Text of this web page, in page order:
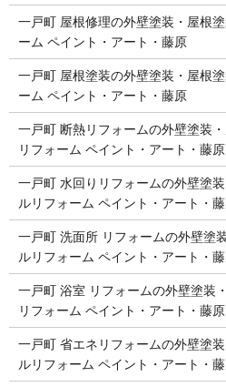
一戸町 屋根修理の外壁塗装・屋根
ーム ペイント・アート・藤原
一戸町 屋根塗装の外壁塗装・屋根
ーム ペイント・アート・藤原
一戸町 断熱リフォームの外壁塗装
リフォーム ペイント・アート・藤原
一戸町 水回りリフォームの外壁塗
ルリフォーム ペイント・アート・
一戸町 洗面所 リフォームの外壁塗
ルリフォーム ペイント・アート・
一戸町 浴室 リフォームの外壁塗装
リフォーム ペイント・アート・藤原
一戸町 省エネリフォームの外壁塗
ルリフォーム ペイント・アート・